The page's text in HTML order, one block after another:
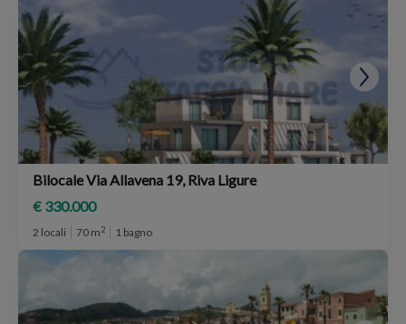
Bilocale Via Allavena 19, Riva Ligure
€ 330.000
2 locali 70 m2 1 bagno